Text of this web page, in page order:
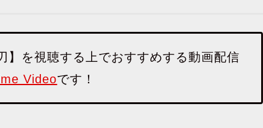
】を視聴する上でおすすめする動画配信
Videoです！